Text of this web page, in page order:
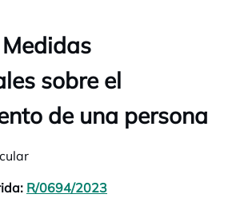
sobre el
de una persona
R/0694/2023